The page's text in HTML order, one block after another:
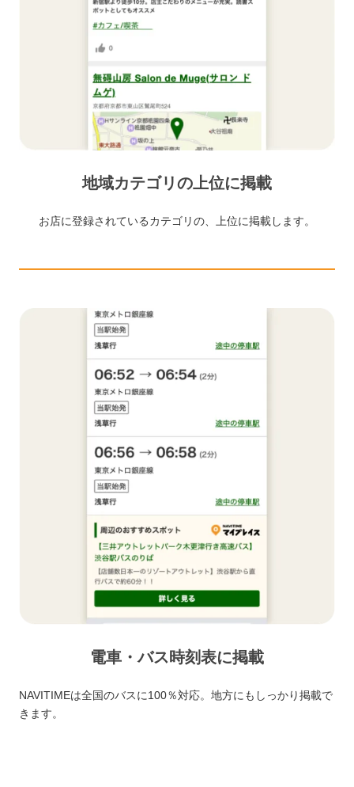
地域カテゴリの上位に掲載
お店に登録されているカテゴリの、上位に掲載します。
電車・バス時刻表に掲載
NAVITIMEは全国のバスに100％対応。地方にもしっかり掲載で
きます。